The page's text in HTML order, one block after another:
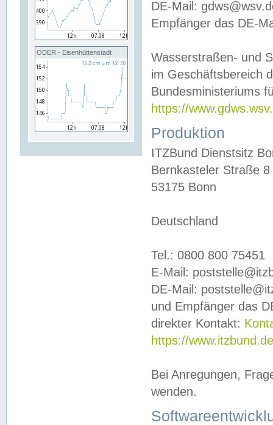
ODER - Eisenhüttenstadt
DE-Mail:
Empfänger das DE-
Wasserstraßen- und
im Geschäftsbereich
Bundesministeriums
https://
Produktion
ITZBund Dienstsitz
Bernkasteler Straße 8
53175 Bonn
Deutschland
Tel.: 0800 800 75451
E-Mail:
DE-Mail:
und Empfänger das
direkter Kontakt:
https://
Bei Anregungen,
wenden.